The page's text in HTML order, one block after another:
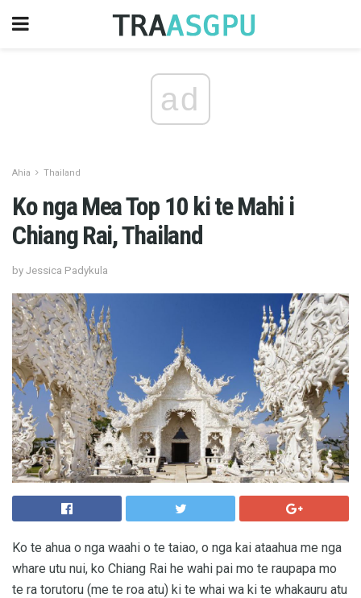
ad
Ahia Thailand
Ko nga Mea Top 10 ki te Mahi i
Chiang Rai, Thailand
by Jessica Padykula
Ko te ahua o nga waahi o te taiao, o nga kai ataahua me nga
whare utu nui, ko Chiang Rai he wahi pai mo te raupapa mo
te ra torutoru (me te roa atu) ki te whai wa ki te whakauru atu